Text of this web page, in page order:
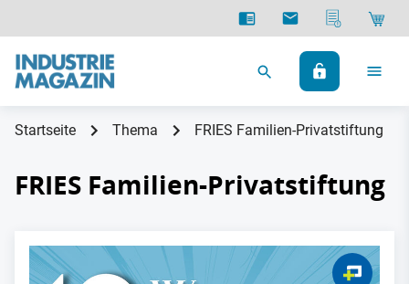
Startseite Thema FRIES Familien-Privatstiftung
FRIES Familien-Privatstiftung